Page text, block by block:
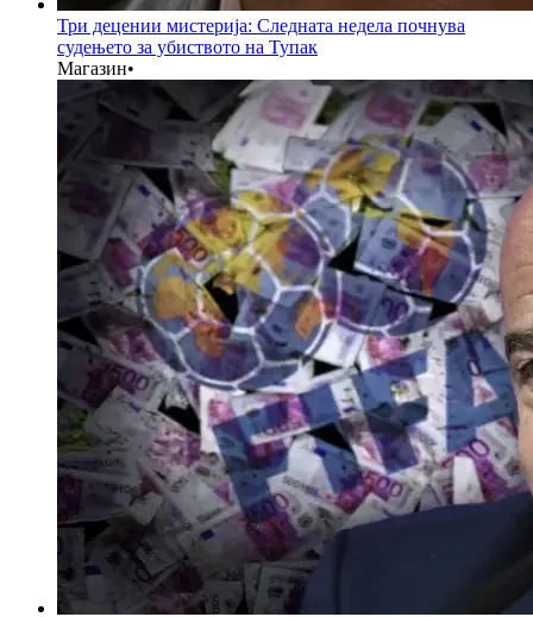
Три децении мистерија: Следната недела почнува
судењето за убиството на Тупак
Магазин•